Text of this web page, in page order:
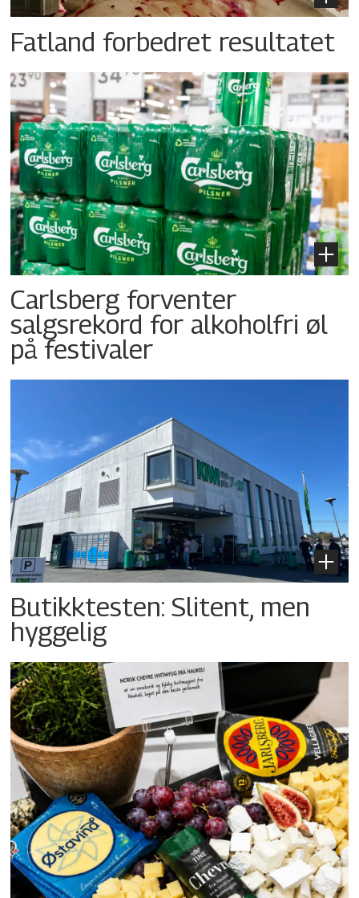
Fatland forbedret resultatet
Carlsberg forventer
salgsrekord for alkoholfri øl
på festivaler
Butikktesten: Slitent, men
hyggelig